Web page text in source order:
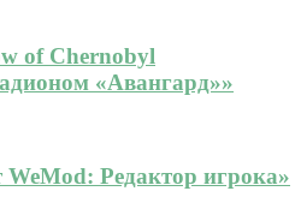
of Chernobyl
«Авангард»»
WeMod: Редактор игрока»